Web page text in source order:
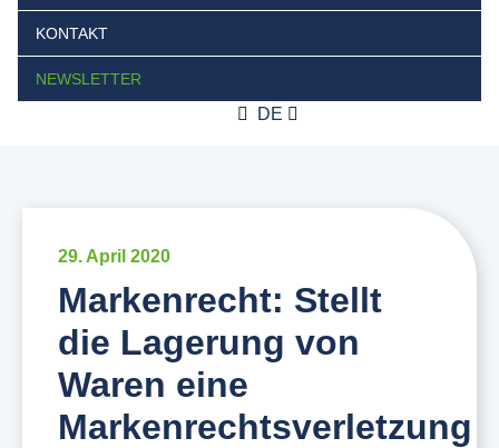
KONTAKT
NEWSLETTER
DE
29. April 2020
Markenrecht: Stellt
die Lagerung von
Waren eine
Markenrechtsverletzung